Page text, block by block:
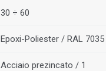
30 ÷ 60
Epoxi-Poliester / RAL
Acciaio prezincato / 1